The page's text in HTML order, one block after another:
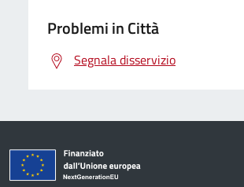
Problemi in Città
Segnala disservizio